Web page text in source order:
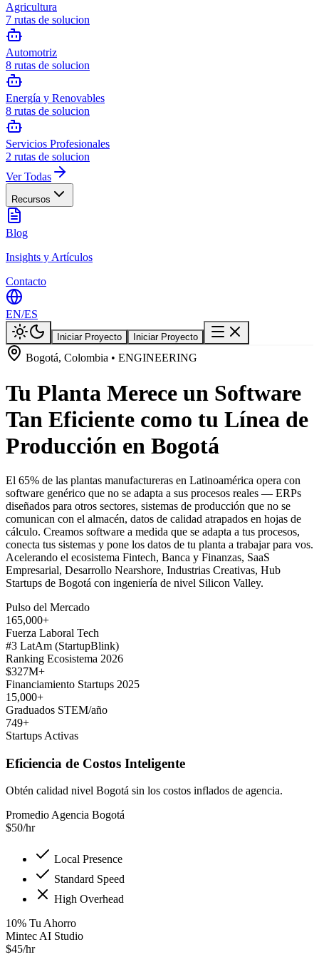
Agricultura
7 rutas de solucion
Automotriz
8 rutas de solucion
Energía y Renovables
8 rutas de solucion
Servicios Profesionales
2 rutas de solucion
Ver Todas
Recursos
Blog
Insights y Artículos
Contacto
EN/ES
Iniciar Proyecto Iniciar Proyecto
Bogotá, Colombia • ENGINEERING
Tu Planta Merece un Software
Tan Eficiente como tu Línea de
Producción en Bogotá
El 65% de las plantas manufactureras en Latinoamérica opera con
software genérico que no se adapta a sus procesos reales — ERPs
diseñados para otros sectores, sistemas de producción que no se
comunican con el almacén, datos de calidad atrapados en hojas de
cálculo. Creamos software a medida que se adapta a tus procesos,
conecta tus sistemas y pone los datos de tu planta a trabajar para vos.
Acelerando el ecosistema Fintech, Banca y Finanzas, SaaS
Empresarial, Desarrollo Nearshore, Industrias Creativas, Hub
Startups de Bogotá con ingeniería de nivel Silicon Valley.
Pulso del Mercado
165,000+
Fuerza Laboral Tech
#3 LatAm (StartupBlink)
Ranking Ecosistema 2026
$327M+
Financiamiento Startups 2025
15,000+
Graduados STEM/año
749+
Startups Activas
Eficiencia de Costos Inteligente
Obtén calidad nivel Bogotá sin los costos inflados de agencia.
Promedio Agencia Bogotá
$50/hr
Local Presence
Standard Speed
High Overhead
10% Tu Ahorro
Mintec AI Studio
$45/hr